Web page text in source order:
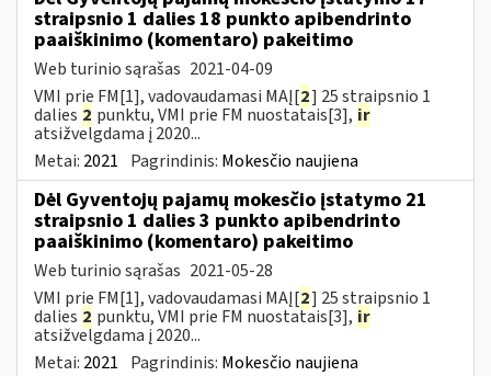
straipsnio 1 dalies 18 punkto apibendrinto
paaiškinimo (komentaro) pakeitimo
Web turinio sąrašas 2021-04-09
VMI prie FM[1], vadovaudamasi MAĮ[2] 25 straipsnio 1
dalies 2 punktu, VMI prie FM nuostatais[3], ir
atsižvelgdama į 2020...
Metai: 2021 Pagrindinis: Mokesčio naujiena
Dėl Gyventojų pajamų mokesčio įstatymo 21
straipsnio 1 dalies 3 punkto apibendrinto
paaiškinimo (komentaro) pakeitimo
Web turinio sąrašas 2021-05-28
VMI prie FM[1], vadovaudamasi MAĮ[2] 25 straipsnio 1
dalies 2 punktu, VMI prie FM nuostatais[3], ir
atsižvelgdama į 2020...
Metai: 2021 Pagrindinis: Mokesčio naujiena